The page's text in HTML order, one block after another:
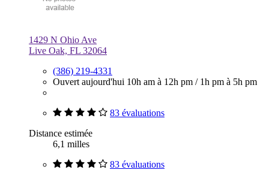
1429 N Ohio Ave
Live Oak, FL 32064
(386) 219-4331
Ouvert aujourd'hui 10h am à 12h pm / 1h pm à 5h pm
83 évaluations
Distance estimée
6,1 milles
83 évaluations